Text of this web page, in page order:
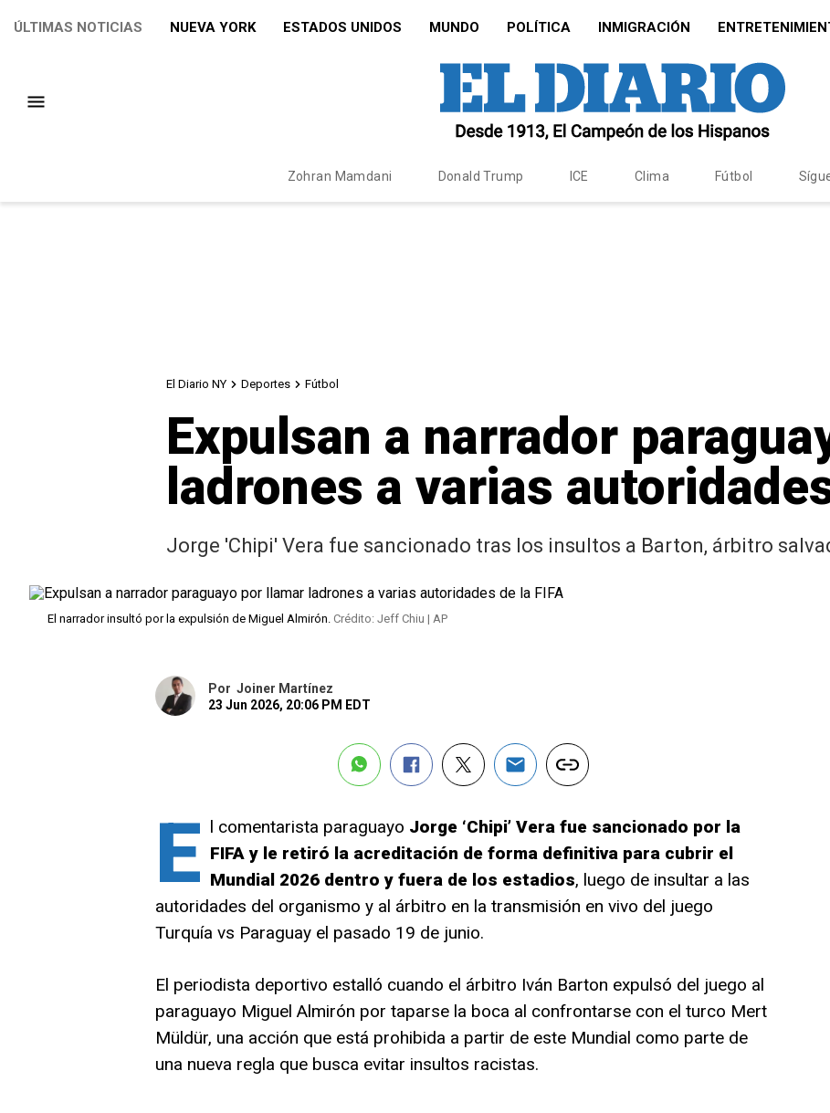
ÚLTIMAS NOTICIAS NUEVA YORK ESTADOS UNIDOS MUNDO POLÍTICA INMIGRACIÓN
Zohran Mamdani Donald Trump ICE Clima Fútbol
El Diario NY Deportes Fútbol
Expulsan a narrador
ladrones a varias
Jorge 'Chipi' Vera fue sancionado tras los insultos a Barton, árbitro
El narrador insultó por la expulsión de Miguel Almirón. Crédito: Jeff Chiu | AP
Por Joiner Martínez
23 Jun 2026, 20:06 PM EDT
E l comentarista paraguayo Jorge ‘Chipi’ Vera fue sancionado por la
FIFA y le retiró la acreditación de forma definitiva para cubrir el
Mundial 2026 dentro y fuera de los estadios, luego de insultar a las
autoridades del organismo y al árbitro en la transmisión en vivo del juego
Turquía vs Paraguay el pasado 19 de junio.
El periodista deportivo estalló cuando el árbitro Iván Barton expulsó del juego al
paraguayo Miguel Almirón por taparse la boca al confrontarse con el turco Mert
Müldür, una acción que está prohibida a partir de este Mundial como parte de
una nueva regla que busca evitar insultos racistas.